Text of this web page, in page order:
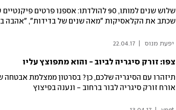
שלוש שנים למותו, 90 להולדתו: אספנו
שכתב את הקלאסיקות "מאה שנים של בדידות", "אהבה
יפעת מנוס 22.04.17
צפו: זורק סיגריה לביוב - והוא מתפוצץ עליו
תיזהרו עם הסיגריה שלכם, כן? בסרטון ממצלמת אבטחה
אורח זורק סיגריה לבור ברחוב - ונענה בפיצוץ